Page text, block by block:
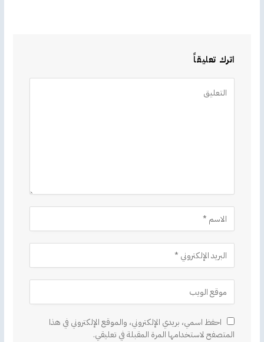
اترك تعليقاً
احفظ اسمي، بريدي الإلكتروني، والموقع الإلكتروني في هذا
المتصفح لاستخدامها المرة المقبلة في تعليقي.